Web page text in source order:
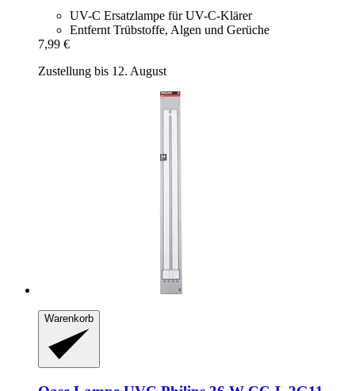
UV-C Ersatzlampe für UV-C-Klärer
Entfernt Trübstoffe, Algen und Gerüche
7,99 €
Zustellung bis 12. August
Warenkorb